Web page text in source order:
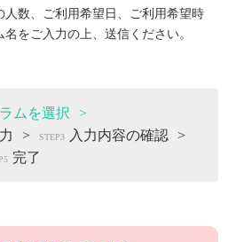
人数、ご利用希望日、ご利用希望時
をご入力の上、送信ください。
ムを選択
STEP3 入力内容の確認
完了